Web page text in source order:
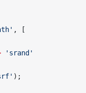
, [
'srand'
);